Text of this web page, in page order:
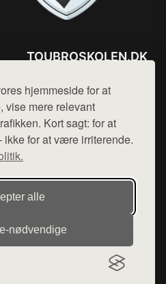
hjemmeside for at
vise mere relevant
Kort sagt: for at
ikke for at være irriterende.
alle
TOUBROSKOLEN.DK
Mail: hej@want.dk
Cookie- og privatlivspolitik
der udgiver en række
af forskellige produkter fra
ikke varer fra denne side - vi
varen. Vi har heller ikke